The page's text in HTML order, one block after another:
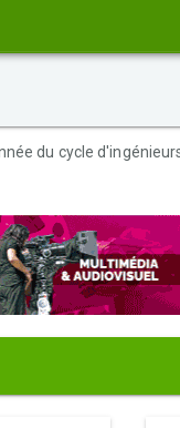
du cycle